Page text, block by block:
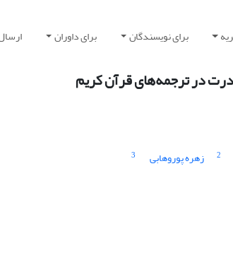
برای نویسندگان برای داوران
در ترجمه‌های قرآن کریم
2 زهره پوروهابی
3